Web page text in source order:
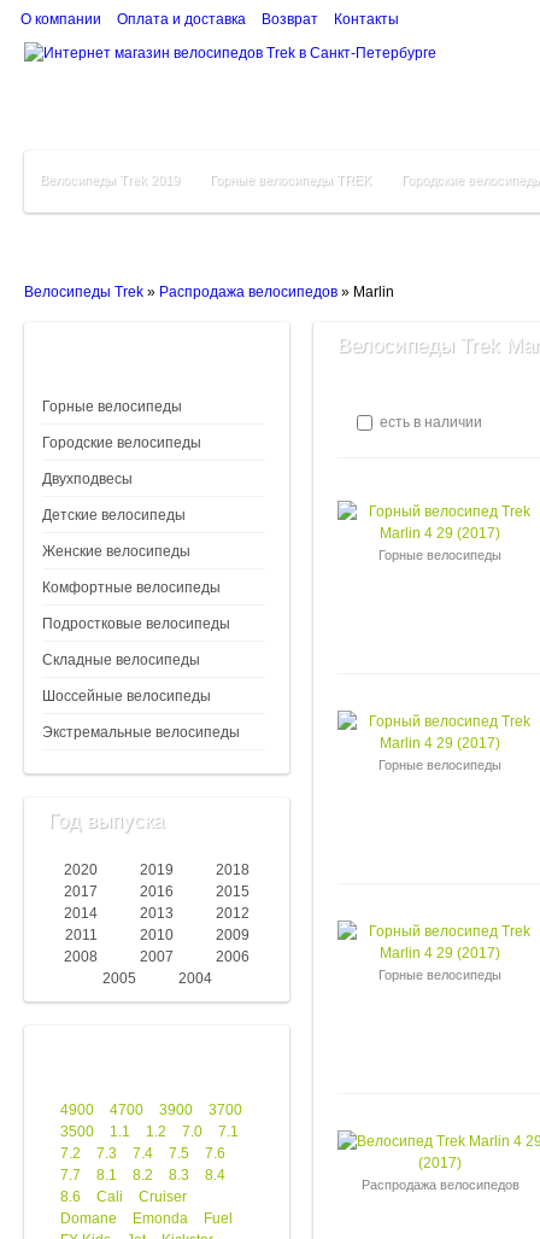
О компании Оплата и доставка Возврат Контакты
Велосипеды Trek 2019 Горные велосипеды TREK Городские
Велосипеды Trek » Распродажа велосипедов » Marlin
Горные велосипеды
Городские велосипеды
Двухподвесы
Детские велосипеды
Женские велосипеды
Комфортные велосипеды
Подростковые велосипеды
Складные велосипеды
Шоссейные велосипеды
Экстремальные велосипеды
Год выпуска
2020 2019
2018
2017
2016
2015
2014
2013
2012
2011
2010
2009
2008
2007
2006
2005
2004
4900 4700 3900
3700
3500
1.1 1.2 7.0
7.1
7.2
7.3 7.4 7.5
7.6
7.7
8.1 8.2 8.3
8.4
8.6
Cali
Cruiser
Domane
Emonda
Fuel
Велосипеды Trek
есть в наличии
Горные велосипеды
Горные велосипеды
Горные велосипеды
Распродажа велосипедов